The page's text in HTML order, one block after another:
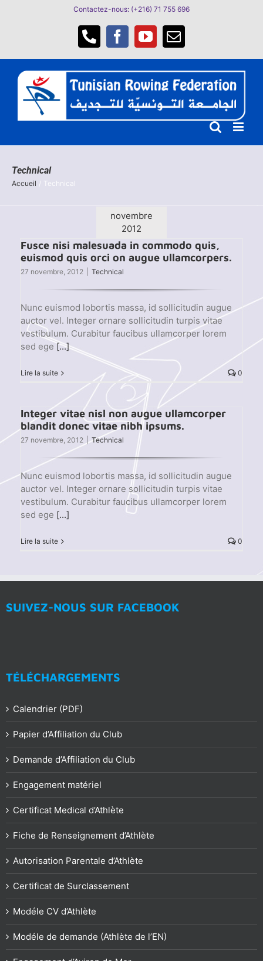
Contactez-nous: (+216) 71 755 696
Téléphone
Facebook
YouTube
Email
Technical
Accueil Technical
novembre
2012
Fusce nisi malesuada in commodo quis,
euismod quis orci on augue ullamcorpers.
27 novembre, 2012 Technical
Nunc euismod lobortis massa, id sollicitudin augue
auctor vel. Integer ornare sollicitudin turpis vitae
vestibulum. Curabitur faucibus ullamcorper lorem
sed ege[...]
Lire la suite 0
Integer vitae nisl non augue ullamcorper
blandit donec vitae nibh ipsums.
27 novembre, 2012 Technical
Nunc euismod lobortis massa, id sollicitudin augue
auctor vel. Integer ornare sollicitudin turpis vitae
vestibulum. Curabitur faucibus ullamcorper lorem
sed ege [...]
Lire la suite 0
SUIVEZ-NOUS SUR FACEBOOK
TÉLÉCHARGEMENTS
Calendrier (PDF)
Papier d’Affiliation du Club
Demande d’Affiliation du Club
Engagement matériel
Certificat Medical d’Athlète
Fiche de Renseignement d’Athlète
Autorisation Parentale d’Athlète
Certificat de Surclassement
Modéle CV d’Athlète
Modéle de demande (Athlète de l’EN)